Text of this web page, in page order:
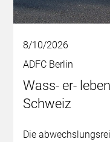
8/10/2026
ADFC Berlin
Wass- er-
Schweiz
Die